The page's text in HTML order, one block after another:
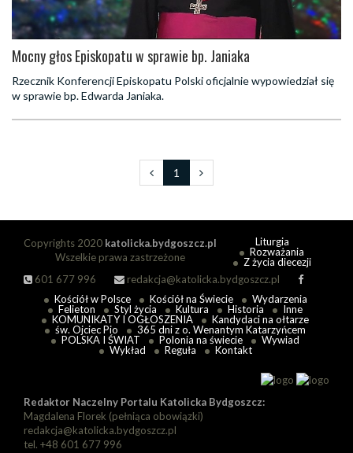
Mocny głos Episkopatu w sprawie bp. Janiaka
Rzecznik Konferencji Episkopatu Polski oficjalnie wypowiedział się
w sprawie bp. Edwarda Janiaka.
1
Copyrights 2020 katolicka.bydgoszcz.pl
Wszelkie prawa zastrzeżone
601 677 996
redakcja@katolicka.bydgoszcz.pl
Liturgia
Rozważania
Z życia diecezji
Kościół w Polsce Kościół na Świecie
Wydarzenia
Felieton
Styl życia Kultura Historia
Inne
KOMUNIKATY I OGŁOSZENIA
Kandydaci na ołtarze
św. Ojciec Pio
365 dni z o. Wenantym Katarzyńcem
POLSKA I ŚWIAT
Polonia na świecie
Wywiad
Wykład
Reguła Kontakt
Redaktor Naczelny Portalu Katolicka Bydgoszcz:
Magdalena Florek (pełniąca obowiązki)
redakcja@katolicka.bydgoszcz.pl
tel. +48 601 677 996